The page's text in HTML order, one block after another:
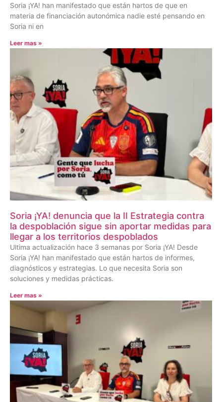
Soria ¡YA! han manifestado que están hartos de que en
materia de financiación autonómica nadie esté pensando en
Soria ni en
Leer mas »
Soria ¡YA! denuncia que la II Estrategia contra
la despoblación sigue sin aportar medidas para
llegar a los territorios despoblados
Ultima actualización hace 3 semanas por Soria ¡YA! Desde
Soria ¡YA! han manifestado que están hartos de informes,
diagnósticos y estrategias. Lo que necesita Soria son
soluciones y medidas prácticas.
Leer mas »